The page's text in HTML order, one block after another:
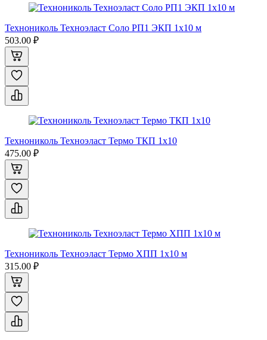
Технониколь Техноэласт Соло РП1 ЭКП 1x10 м
503.00 ₽
Технониколь Техноэласт Термо ТКП 1x10
475.00 ₽
Технониколь Техноэласт Термо ХПП 1x10 м
315.00 ₽